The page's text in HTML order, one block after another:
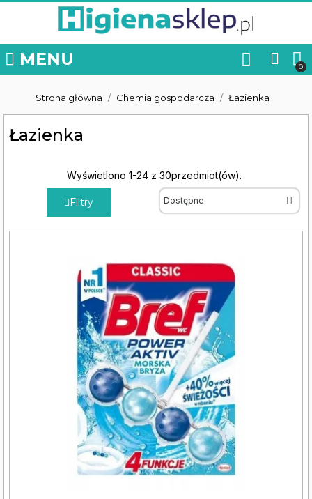
MENU
Strona główna Chemia gospodarcza Łazienka
Łazienka
Wyświetlono 1-24 z 30przedmiot(ów).
Filtry